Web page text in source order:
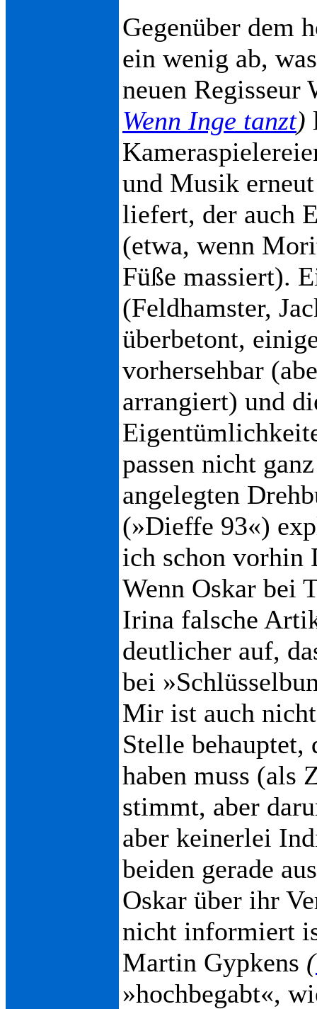
Gegenüber dem
ein wenig ab,
neuen
Wenn Inge tanzt)
und Musik
liefert, der auch
(etwa, wenn
Füße massiert).
(Feldhamster,
überbetont,
vorhersehbar
arrangiert) und
passen nicht
angelegten
(»Dieffe 93«)
ich schon vorhin
Wenn Oskar bei
Irina falsche
deutlicher auf,
bei
Mir ist auch nicht
Stelle
haben muss (als
stimmt, aber
aber keinerlei
beiden gerade
Oskar über ihr
nicht informiert
Martin Gypkens (
»hochbegabt«,